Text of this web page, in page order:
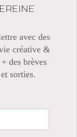
avec des
créative &
des brèves
sorties.